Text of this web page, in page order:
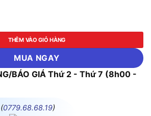
LED Selec MV205 (72x72) số lượng
THÊM VÀO GIỎ HÀNG
MUA NGAY
BÁO GIÁ Thứ 2 - Thứ 7 (8h00 -
(0779.68.68.19)